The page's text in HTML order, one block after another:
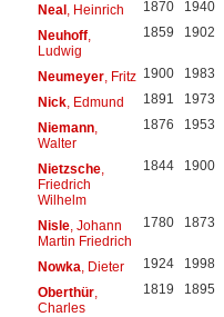
Neal, Heinrich 1870 1940
Neuhoff,
Ludwig
1859 1902
Neumeyer, Fritz 1900 1983
Nick, Edmund 1891 1973
Niemann,
Walter
1876 1953
Nietzsche,
Friedrich
Wilhelm
1844 1900
Nisle, Johann
Martin Friedrich
1780 1873
Nowka , Dieter 1924 1998
Oberthür,
Charles
1819 1895